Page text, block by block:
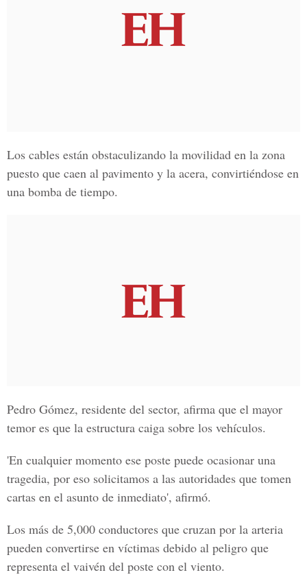
Los cables están obstaculizando la movilidad en la zona
puesto que caen al pavimento y la acera, convirtiéndose en
una bomba de tiempo.
Pedro Gómez, residente del sector, afirma que el mayor
temor es que la estructura caiga sobre los vehículos.
'En cualquier momento ese poste puede ocasionar una
tragedia, por eso solicitamos a las autoridades que tomen
cartas en el asunto de inmediato', afirmó.
Los más de 5,000 conductores que cruzan por la arteria
pueden convertirse en víctimas debido al peligro que
representa el vaivén del poste con el viento.